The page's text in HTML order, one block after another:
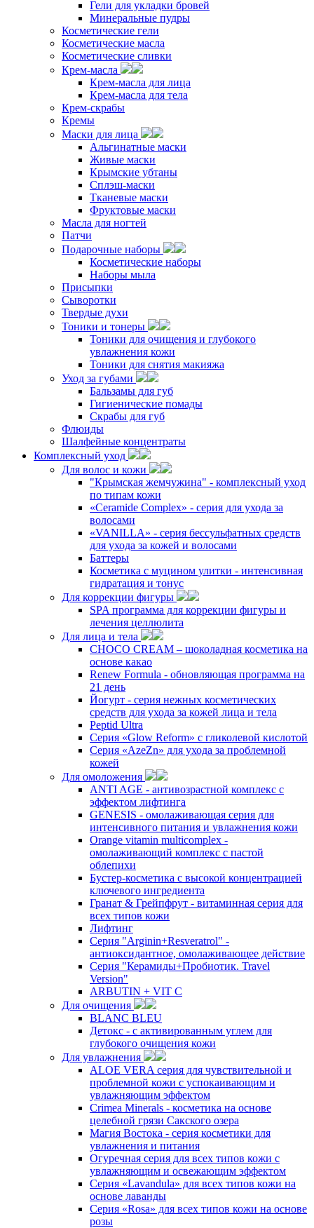
Гели для укладки бровей
Минеральные пудры
Косметические гели
Косметические масла
Косметические сливки
Крем-масла
Крем-масла для лица
Крем-масла для тела
Крем-скрабы
Кремы
Маски для лица
Альгинатные маски
Живые маски
Крымские убтаны
Сплэш-маски
Тканевые маски
Фруктовые маски
Масла для ногтей
Патчи
Подарочные наборы
Косметические наборы
Наборы мыла
Присыпки
Сыворотки
Твердые духи
Тоники и тонеры
Тоники для очищения и глубокого
увлажнения кожи
Тоники для снятия макияжа
Уход за губами
Бальзамы для губ
Гигиенические помады
Скрабы для губ
Флюиды
Шалфейные концентраты
Комплексный уход
Для волос и кожи
"Крымская жемчужина" - комплексный уход
по типам кожи
«Ceramide Complex» - серия для ухода за
волосами
«VANILLA» - серия бессульфатных средств
для ухода за кожей и волосами
Баттеры
Косметика с муцином улитки - интенсивная
гидратация и тонус
Для коррекции фигуры
SPA программа для коррекции фигуры и
лечения целлюлита
Для лица и тела
CHOCO CREAM – шоколадная косметика на
основе какао
Renew Formula - обновляющая программа на
21 день
Йогурт - серия нежных косметических
средств для ухода за кожей лица и тела
Peptid Ultra
Cерия «Glow Reform» с гликолевой кислотой
Серия «AzeZn» для ухода за проблемной
кожей
Для омоложения
ANTI AGE - антивозрастной комплекс с
эффектом лифтинга
GENESIS - омолаживающая серия для
интенсивного питания и увлажнения кожи
Orange vitamin multicomplex -
омолаживающий комплекс с пастой
облепихи
Бустер-косметика с высокой концентрацией
ключевого ингредиента
Гранат & Грейпфрут - витаминная серия для
всех типов кожи
Лифтинг
Серия "Arginin+Resveratrol" -
антиоксидантное, омолаживающее действие
Серия "Керамиды+Пробиотик. Travel
Version"
ARBUTIN + VIT C
Для очищения
BLANC BLEU
Детокс - с активированным углем для
глубокого очищения кожи
Для увлажнения
ALOE VERA серия для чувствительной и
проблемной кожи с успокаивающим и
увлажняющим эффектом
Crimea Minerals - косметика на основе
целебной грязи Сакского озера
Магия Востока - серия косметики для
увлажнения и питания
Огуречная серия для всех типов кожи с
увлажняющим и освежающим эффектом
Серия «Lavandula» для всех типов кожи на
основе лаванды
Серия «Rosa» для всех типов кожи на основе
розы